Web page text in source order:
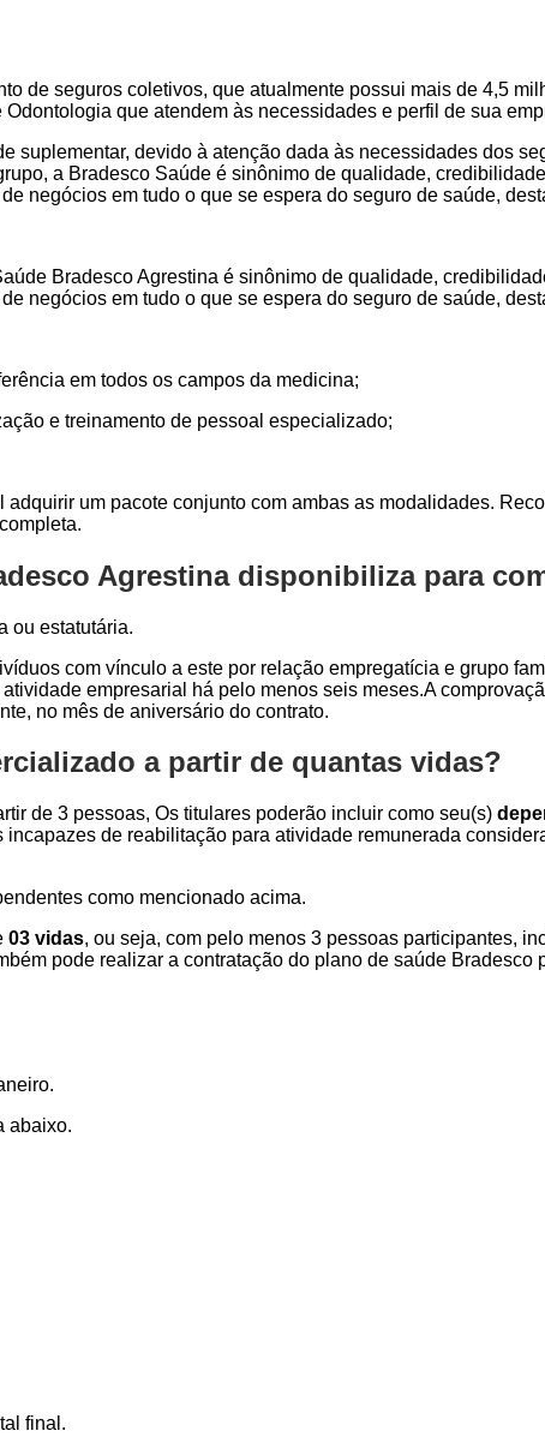
de seguros coletivos, que atualmente possui mais de 4,5
que atendem às necessidades e perfil de sua
suplementar, devido à atenção dada às necessidades dos
a Bradesco Saúde é sinônimo de qualidade,
negócios em tudo o que se espera do seguro de saúde,
Bradesco Agrestina é sinônimo de qualidade,
negócios em tudo o que se espera do seguro de saúde,
em todos os campos da medicina;
e treinamento de pessoal especializado;
um pacote conjunto com ambas as modalidades.
Agrestina disponibiliza para
ou estatutária.
com vínculo a este por relação empregatícia e grupo
empresarial há pelo menos seis meses.A
no mês de aniversário do contrato.
a partir de quantas vidas?
de 3 pessoas, Os titulares poderão incluir como seu(s)
de reabilitação para atividade remunerada
como mencionado acima.
03 vidas, ou seja, com pelo menos 3 pessoas participantes,
pode realizar a contratação do plano de saúde Bradesco
abaixo.
final.